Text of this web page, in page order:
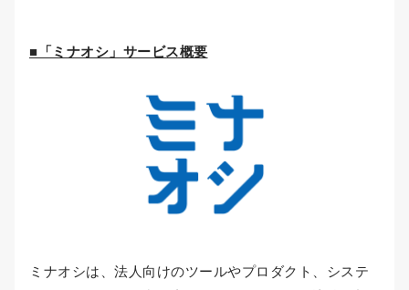
■「ミナオシ」サービス概要
ミナオシは、法人向けのツールやプロダクト、システ